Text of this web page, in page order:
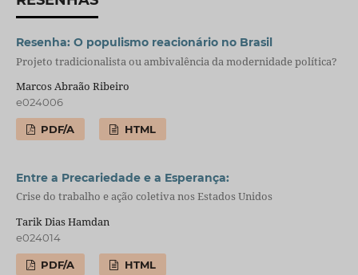
Resenha: O populismo reacionário no Brasil
Projeto tradicionalista ou ambivalência da modernidade política?
Marcos Abraão Ribeiro
e024006
PDF/A HTML
Entre a Precariedade e a Esperança:
Crise do trabalho e ação coletiva nos Estados Unidos
Tarik Dias Hamdan
e024014
PDF/A HTML